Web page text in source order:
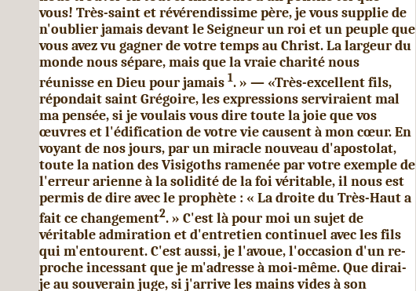
vous! Très-saint et révérendissime père, je vous supplie de
n'oublier jamais devant le Sei­gneur un roi et un peuple que
vous avez vu gagner de votre temps au Christ. La largeur du
monde nous sépare, mais que la vraie charité nous
réunisse en Dieu pour jamais 1. » — «Très-excellent fils,
répondait saint Grégoire, les expressions serviraient mal
ma pensée, si je voulais vous dire toute la joie que vos
œuvres et l'édi­fication de votre vie causent à mon cœur. En
voyant de nos jours, par un miracle nouveau d'apostolat,
toute la nation des Visigoths ramenée par votre exemple de
l'erreur arienne à la solidité de la foi véritable, il nous est
permis de dire avec le prophète : « La droite du Très-Haut a
fait ce changement2. » C'est là pour moi un sujet de
véritable admiration et d'entretien continuel avec les fils
qui m'entourent. C'est aussi, je l'avoue, l'occasion d'un re­
proche incessant que je m'adresse à moi-même. Que dirai-
je au souverain juge, si j'arrive les mains vides à son